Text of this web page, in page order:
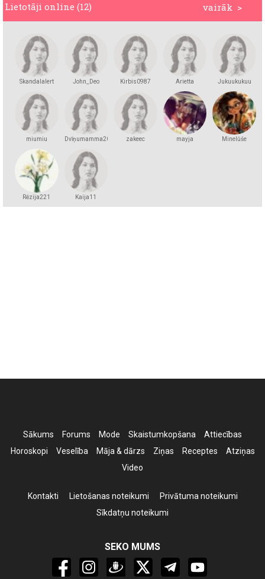
vairāk >
Lietotāji online (12)
Skandalalert John_Deo Kirbis0987 Arietta Jukuukukuu
miumiu Dvīņumamma2025 zakeec mayja Minelūše
Rēzija221 Kaija11
Sākums Forums Mode Skaistumkopšana
Attiecības
Horoskopi
Veselība Māja & dārzs Ziņas Receptes
Atziņas
Video
Kontakti Lietošanas noteikumi
Privātuma noteikumi
Sīkdatņu noteikumi
SEKO MUMS